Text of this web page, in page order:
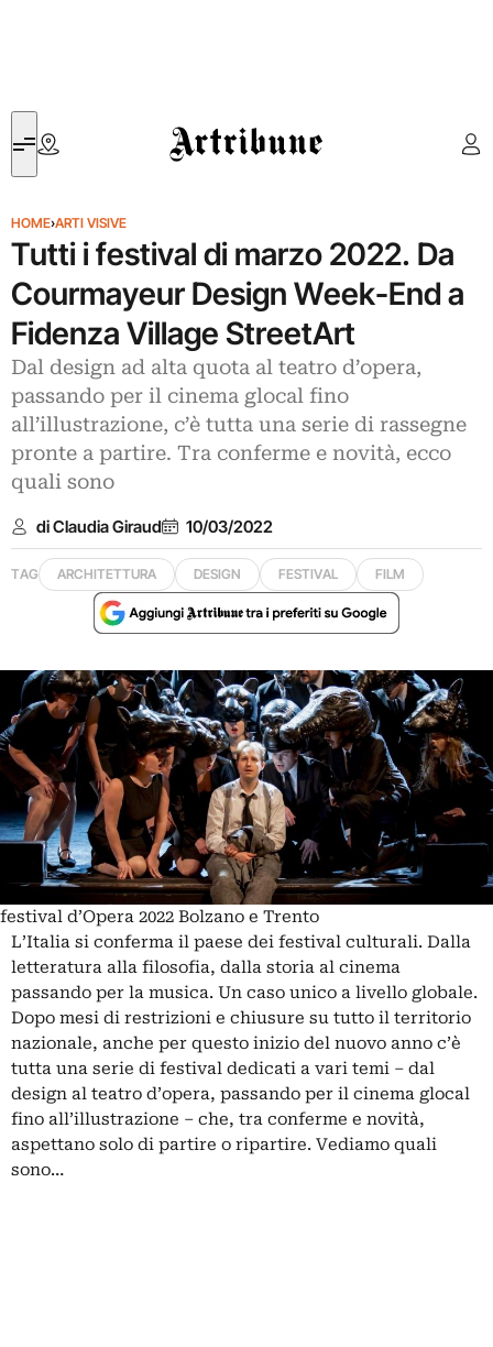
Artribune
HOME›ARTI VISIVE
Tutti i festival di marzo 2022. Da
Courmayeur Design Week-End a
Fidenza Village StreetArt
Dal design ad alta quota al teatro d’opera,
passando per il cinema glocal fino
all’illustrazione, c’è tutta una serie di rassegne
pronte a partire. Tra conferme e novità, ecco
quali sono
di Claudia Giraud 10/03/2022
TAG ARCHITETTURA DESIGN FESTIVAL FILM
festival d’Opera 2022 Bolzano e Trento
L’Italia si conferma il paese dei festival culturali. Dalla
letteratura alla filosofia, dalla storia al cinema
passando per la musica. Un caso unico a livello globale.
Dopo mesi di restrizioni e chiusure su tutto il territorio
nazionale, anche per questo inizio del nuovo anno c’è
tutta una serie di festival dedicati a vari temi – dal
design al teatro d’opera, passando per il cinema glocal
fino all’illustrazione – che, tra conferme e novità,
aspettano solo di partire o ripartire. Vediamo quali
sono…